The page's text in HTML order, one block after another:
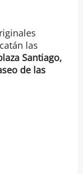
las
Santiago,
de las